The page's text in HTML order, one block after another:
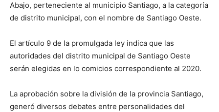
Abajo, perteneciente al municipio Santiago, a la categoría
de distrito municipal, con el nombre de Santiago Oeste.
El artículo 9 de la promulgada ley indica que las
autoridades del distrito municipal de Santiago Oeste
serán elegidas en lo comicios correspondiente al 2020.
La aprobación sobre la división de la provincia Santiago,
generó diversos debates entre personalidades del